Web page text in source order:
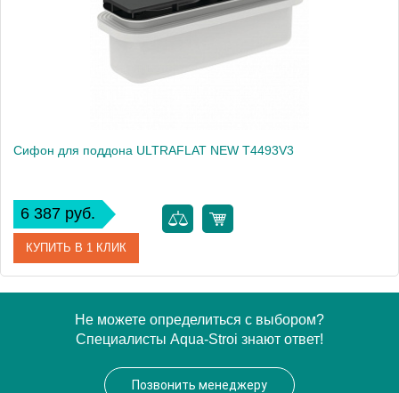
Сифон для поддона ULTRAFLAT NEW T4493V3
6 387 руб.
КУПИТЬ В 1 КЛИК
Производитель Ideal Standard
Не можете определиться с выбором?
Специалисты Aqua-Stroi знают ответ!
Позвонить менеджеру